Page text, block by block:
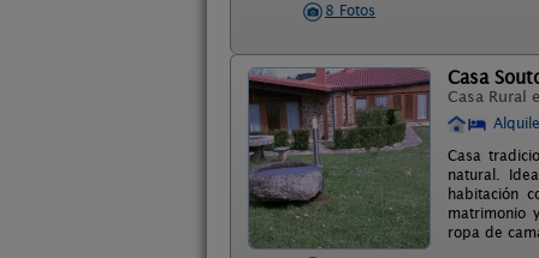
8 Fotos
Casa
Casa Rural
Casa
natural.
habitación
matrimonio
ropa de